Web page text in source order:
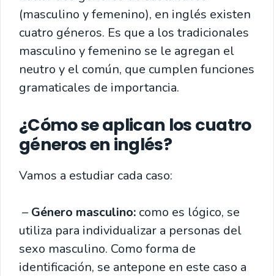
(masculino y femenino), en inglés existen
cuatro géneros. Es que a los tradicionales
masculino y femenino se le agregan el
neutro y el común, que cumplen funciones
gramaticales de importancia.
¿Cómo se aplican los cuatro
géneros en inglés?
Vamos a estudiar cada caso:
– Género masculino: como es lógico, se
utiliza para individualizar a personas del
sexo masculino. Como forma de
identificación, se antepone en este caso a